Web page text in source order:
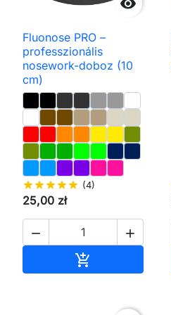

Fluonose PRO –
professzionális
nosework-doboz (10
cm)
starstarstarstarstar (4)
25,00 zł
 
